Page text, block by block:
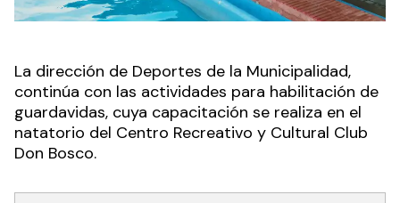
La dirección de Deportes de la Municipalidad,
continúa con las actividades para habilitación de
guardavidas, cuya capacitación se realiza en el
natatorio del Centro Recreativo y Cultural Club
Don Bosco.